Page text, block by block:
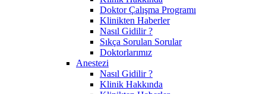
Doktor Çalışma Programı
Klinikten Haberler
Nasıl Gidilir ?
Sıkça Sorulan Sorular
Doktorlarımız
Anestezi
Nasıl Gidilir ?
Klinik Hakkında